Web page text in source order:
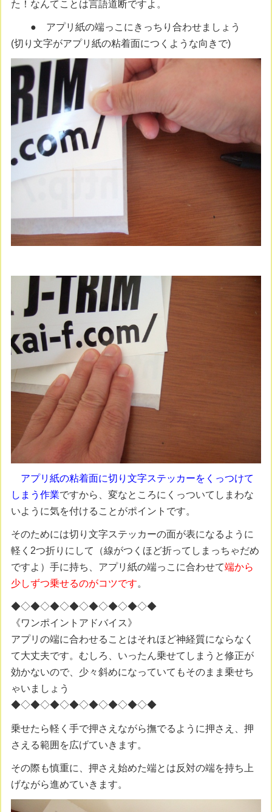
た！なんてことは言語道断ですよ。
● アプリ紙の端っこにきっちり合わせましょう
(切り文字がアプリ紙の粘着面につくような向きで)
アプリ紙の粘着面に切り文字ステッカーをくっつけて
しまう作業ですから、変なところにくっついてしまわな
いように気を付けることがポイントです。
そのためには切り文字ステッカーの面が表になるように
軽く2つ折りにして（線がつくほど折ってしまっちゃだめ
ですよ）手に持ち、アプリ紙の端っこに合わせて端から
少しずつ乗せるのがコツです。
◆◇◆◇◆◇◆◇◆◇◆◇◆◇◆
《ワンポイントアドバイス》
アプリの端に合わせることはそれほど神経質にならなく
て大丈夫です。むしろ、いったん乗せてしまうと修正が
効かないので、少々斜めになっていてもそのまま乗せち
ゃいましょう
◆◇◆◇◆◇◆◇◆◇◆◇◆◇◆
乗せたら軽く手で押さえながら撫でるように押さえ、押
さえる範囲を広げていきます。
その際も慎重に、押さえ始めた端とは反対の端を持ち上
げながら進めていきます。